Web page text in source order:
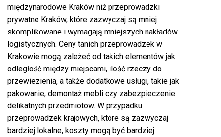
międzynarodowe Kraków niż przeprowadzki
prywatne Kraków, które zazwyczaj są mniej
skomplikowane i wymagają mniejszych nakładów
logistycznych. Ceny tanich przeprowadzek w
Krakowie mogą zależeć od takich elementów jak
odległość między miejscami, ilość rzeczy do
przewiezienia, a także dodatkowe usługi, takie jak
pakowanie, demontaż mebli czy zabezpieczenie
delikatnych przedmiotów. W przypadku
przeprowadzek krajowych, które są zazwyczaj
bardziej lokalne, koszty mogą być bardziej